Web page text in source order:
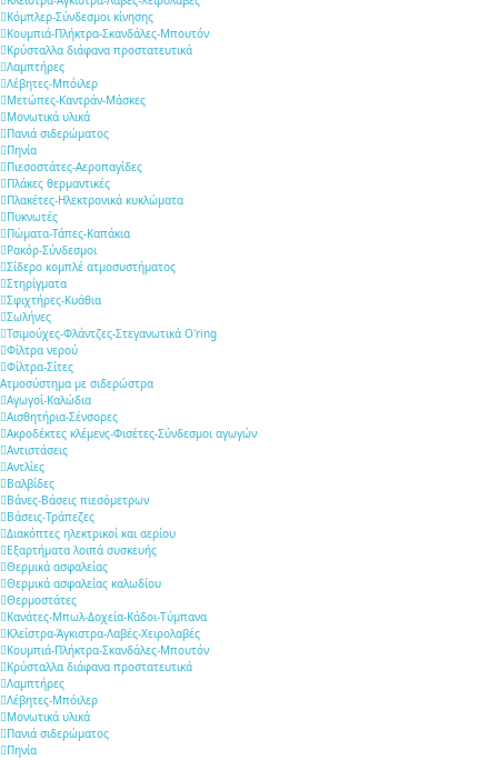
Κόμπλερ-Σύνδεσμοι κίνησης
Κουμπιά-Πλήκτρα-Σκανδάλες-Μπουτόν
Κρύσταλλα διάφανα προστατευτικά
Λαμπτήρες
Λέβητες-Μπόιλερ
Μετώπες-Καντράν-Μάσκες
Μονωτικά υλικά
Πανιά σιδερώματος
Πηνία
Πιεσοστάτες-Αεροπαγίδες
Πλάκες θερμαντικές
Πλακέτες-Ηλεκτρονικά κυκλώματα
Πυκνωτές
Πώματα-Τάπες-Καπάκια
Ρακόρ-Σύνδεσμοι
Σίδερο κομπλέ ατμοσυστήματος
Στηρίγματα
Σφιχτήρες-Κυάθια
Σωλήνες
Τσιμούχες-Φλάντζες-Στεγανωτικά O'ring
Φίλτρα νερού
Φίλτρα-Σίτες
Ατμοσύστημα με σιδερώστρα
Αγωγοί-Καλώδια
Αισθητήρια-Σένσορες
Ακροδέκτες κλέμενς-Φισέτες-Σύνδεσμοι αγωγών
Αντιστάσεις
Αντλίες
Βαλβίδες
Βάνες-Βάσεις πιεσόμετρων
Βάσεις-Τράπεζες
Διακόπτες ηλεκτρικοί και αερίου
Εξαρτήματα λοιπά συσκευής
Θερμικά ασφαλείας
Θερμικά ασφαλείας καλωδίου
Θερμοστάτες
Κανάτες-Μπωλ-Δοχεία-Κάδοι-Τύμπανα
Κλείστρα-Άγκιστρα-Λαβές-Χειρολαβές
Κουμπιά-Πλήκτρα-Σκανδάλες-Μπουτόν
Κρύσταλλα διάφανα προστατευτικά
Λαμπτήρες
Λέβητες-Μπόιλερ
Μονωτικά υλικά
Πανιά σιδερώματος
Πηνία